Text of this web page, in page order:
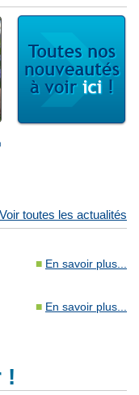
Voir toutes les actualités
■ En savoir plus...
■ En savoir plus...
!